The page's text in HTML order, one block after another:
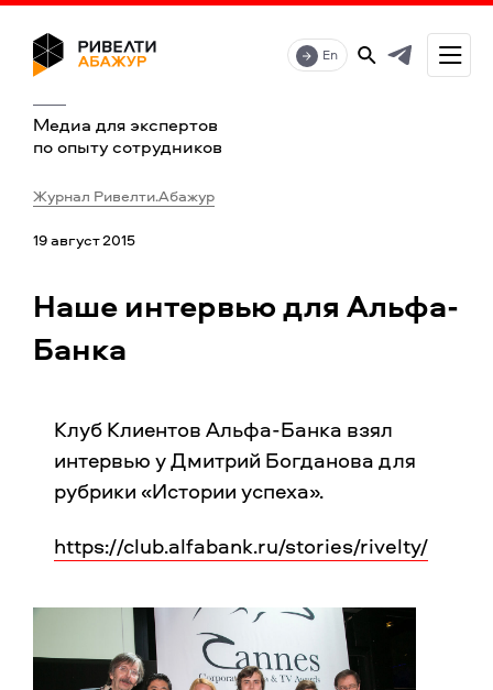
Медиа для экспертов
по опыту сотрудников
En
Журнал Ривелти.Абажур
19 август 2015
Наше интервью для Альфа-
Банка
Клуб Клиентов Альфа-Банка взял
интервью у Дмитрий Богданова для
рубрики «Истории успеха».
https://club.alfabank.ru/stories/rivelty/